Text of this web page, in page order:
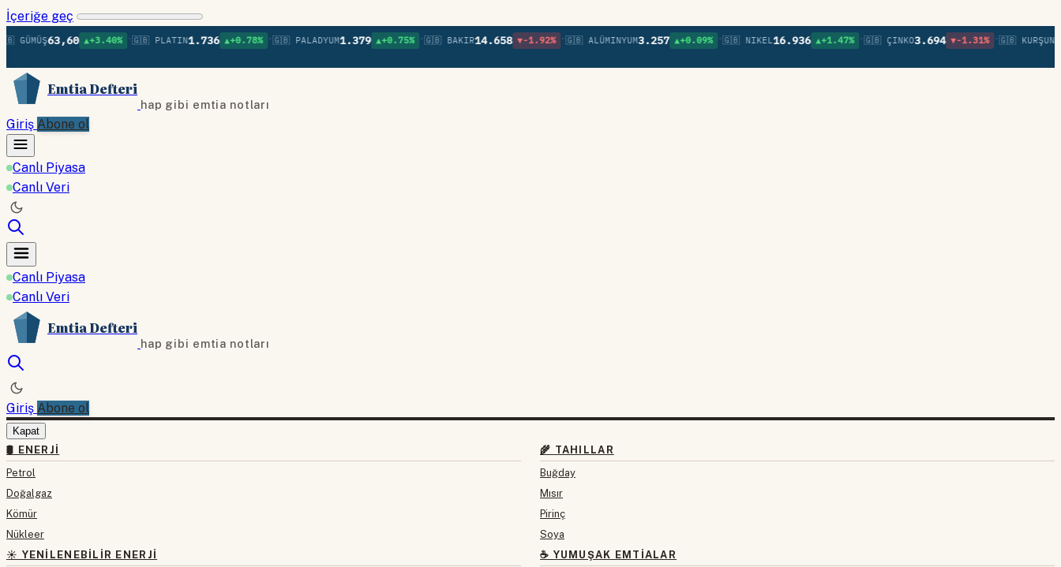
İçeriğe geç
63,60 ▲+3.40% •🇬🇧 PLATIN1.736 ▲+0.78% •🇬🇧 PALADYUM1.379 ▲+0.75% •🇬🇧 BAKIR14.658 ▼-1.92% •🇬🇧 ALÜMINYUM3.257 ▲+0.09% •🇬🇧 NIKEL16.936 ▲+1.47% •🇬🇧 ÇINKO3.694 ▼-1.31% •🇬🇧 KURŞUN0,85
Emtia Defteri
hap gibi emtia notları
Giriş Abone ol
Canlı Piyasa
Canlı Veri
Canlı Piyasa
Canlı Veri
Emtia Defteri
hap gibi emtia notları
Giriş Abone ol
Kapat
🛢 ENERJI
Petrol
Doğalgaz
Kömür
Nükleer
☀️ YENILENEBILIR ENERJI
🌾 TAHILLAR
Buğday
Mısır
Pirinç
Soya
☕ YUMUŞAK EMTIALAR